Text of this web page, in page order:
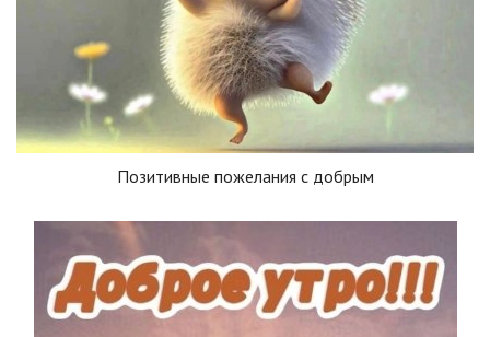
Позитивные пожелания с добрым